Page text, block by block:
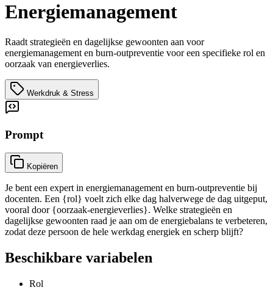
Energiemanagement
Raadt strategieën en dagelijkse gewoonten aan voor
energiemanagement en burn-outpreventie voor een specifieke rol en
oorzaak van energieverlies.
Werkdruk & Stress
Prompt
Kopiëren
Je bent een expert in energiemanagement en burn-outpreventie bij
docenten. Een {rol} voelt zich elke dag halverwege de dag uitgeput,
vooral door {oorzaak-energieverlies}. Welke strategieën en
dagelijkse gewoonten raad je aan om de energiebalans te verbeteren,
zodat deze persoon de hele werkdag energiek en scherp blijft?
Beschikbare variabelen
Rol